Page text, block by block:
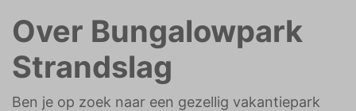
Over Bungalowpark
Strandslag
Ben je op zoek naar een gezellig vakantiepark
voor de individuele gebruiker. Deze advertenties
worden zo waardevoller voor uitgevers en externe
adverteerders.